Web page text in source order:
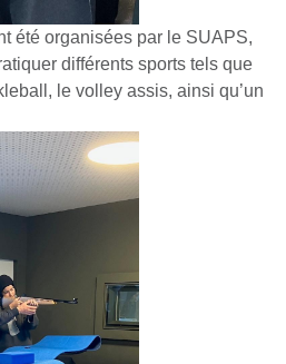
été organisées par le SUAPS,
différents sports tels que
le volley assis, ainsi qu’un